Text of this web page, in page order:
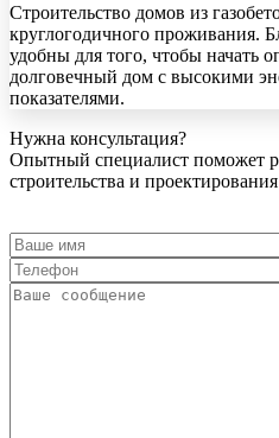
Строительство домов из
круглогодичного проживания.
удобны для того, чтобы начать
долговечный дом с высокими
показателями.
Нужна консультация?
Опытный специалист поможет
строительства и проектирования